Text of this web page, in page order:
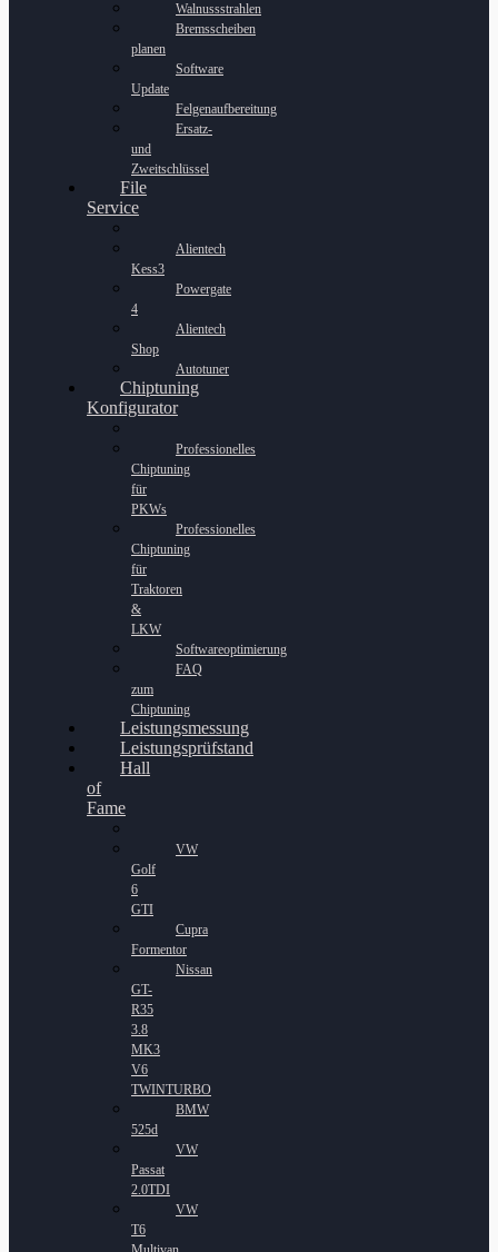
Walnussstrahlen
Bremsscheiben
planen
Software
Update
Felgenaufbereitung
Ersatz-
und
Zweitschlüssel
File
Service
Alientech
Kess3
Powergate
4
Alientech
Shop
Autotuner
Chiptuning
Konfigurator
Professionelles
Chiptuning
für
PKWs
Professionelles
Chiptuning
für
Traktoren
&
LKW
Softwareoptimierung
FAQ
zum
Chiptuning
Leistungsmessung
Leistungsprüfstand
Hall
of
Fame
VW
Golf
6
GTI
Cupra
Formentor
Nissan
GT-
R35
3.8
MK3
V6
TWINTURBO
BMW
525d
VW
Passat
2.0TDI
VW
T6